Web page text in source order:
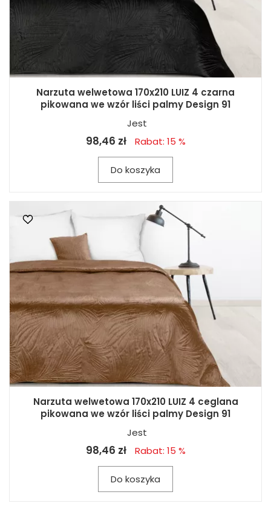
Narzuta welwetowa 170x210 LUIZ 4 czarna
pikowana we wzór liści palmy Design 91
Jest
98,46 zł Rabat: 15 %
Do koszyka
Narzuta welwetowa 170x210 LUIZ 4 ceglana
pikowana we wzór liści palmy Design 91
Jest
98,46 zł Rabat: 15 %
Do koszyka